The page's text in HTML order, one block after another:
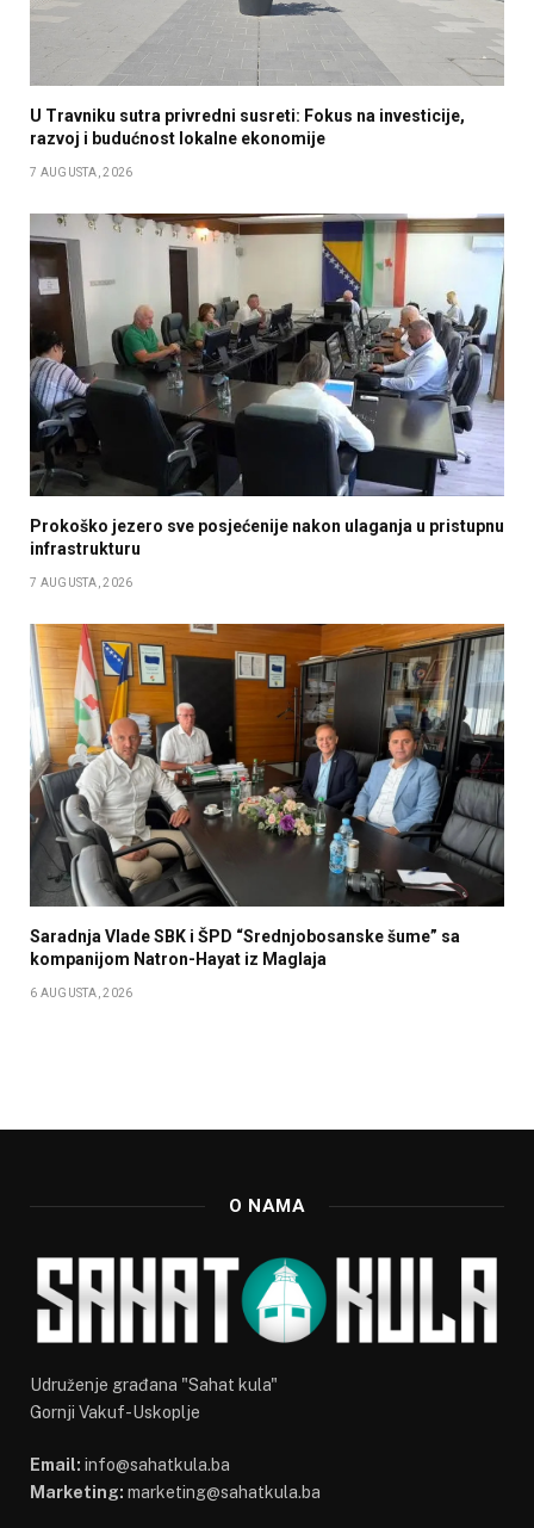
U Travniku sutra privredni susreti: Fokus na investicije,
razvoj i budućnost lokalne ekonomije
7 AUGUSTA, 2026
Prokoško jezero sve posjećenije nakon ulaganja u pristupnu
infrastrukturu
7 AUGUSTA, 2026
Saradnja Vlade SBK i ŠPD “Srednjobosanske šume” sa
kompanijom Natron-Hayat iz Maglaja
6 AUGUSTA, 2026
O NAMA
Udruženje građana "Sahat kula"
Gornji Vakuf-Uskoplje
Email: info@sahatkula.ba
Marketing: marketing@sahatkula.ba